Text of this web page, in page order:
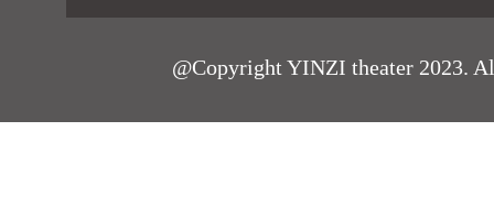
@Copyright YINZI theater 2023.